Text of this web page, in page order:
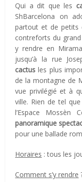
Qui a dit que les
ShBarcelona on
partout et de petits
contreforts du
y rendre en
jusqu’à la rue
cactus les plus
de la montagne de
vue privilégié et à
ville. Rien de tel
l’Espace
panoramique
pour une ballade
Horaires : tous les
Comment s’y rendre